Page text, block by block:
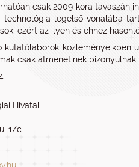
csak 2009 kora tavaszán
technológia legelső vonalába
ezért az ilyen és ehhez
közleményeikben
csak átmenetinek bizonyulnak
Hivatal
1/c.